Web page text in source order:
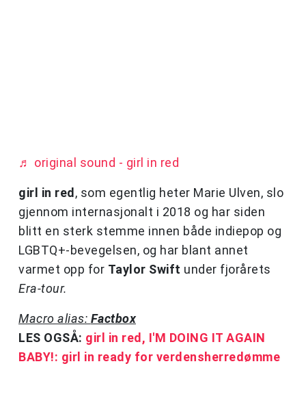
♬ original sound - girl in red
girl in red , som egentlig heter Marie Ulven, slo
gjennom internasjonalt i 2018 og har siden
blitt en sterk stemme innen både indiepop og
LGBTQ+-bevegelsen, og har blant annet
varmet opp for Taylor Swift under fjorårets
Era-tour.
Macro alias: Factbox
LES OGSÅ: girl in red, I'M DOING IT AGAIN
BABY!: girl in ready for verdensherredømme